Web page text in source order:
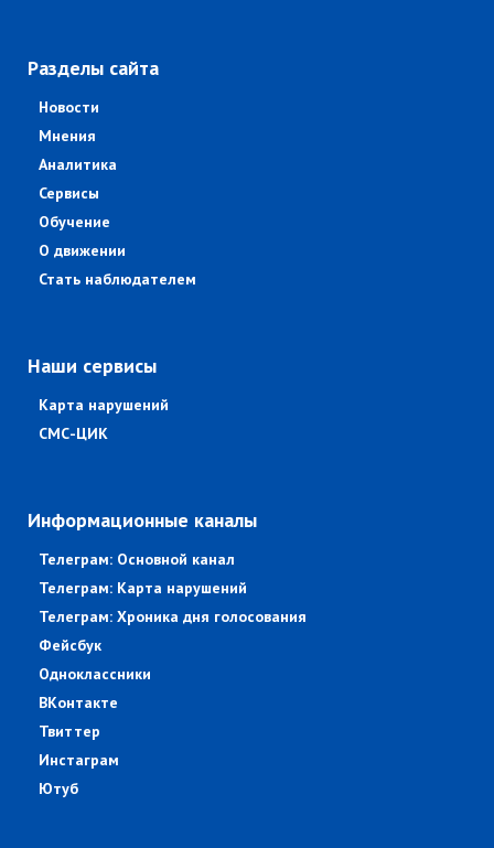
Разделы сайта
Новости
Мнения
Аналитика
Сервисы
Обучение
О движении
Стать наблюдателем
Наши сервисы
Карта нарушений
СМС-ЦИК
Информационные каналы
Телеграм: Основной канал
Телеграм: Карта нарушений
Телеграм: Хроника дня голосования
Фейсбук
Одноклассники
ВКонтакте
Твиттер
Инстаграм
Ютуб